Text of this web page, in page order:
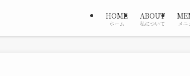
HOME
ホーム
ABOUT
私について メニ